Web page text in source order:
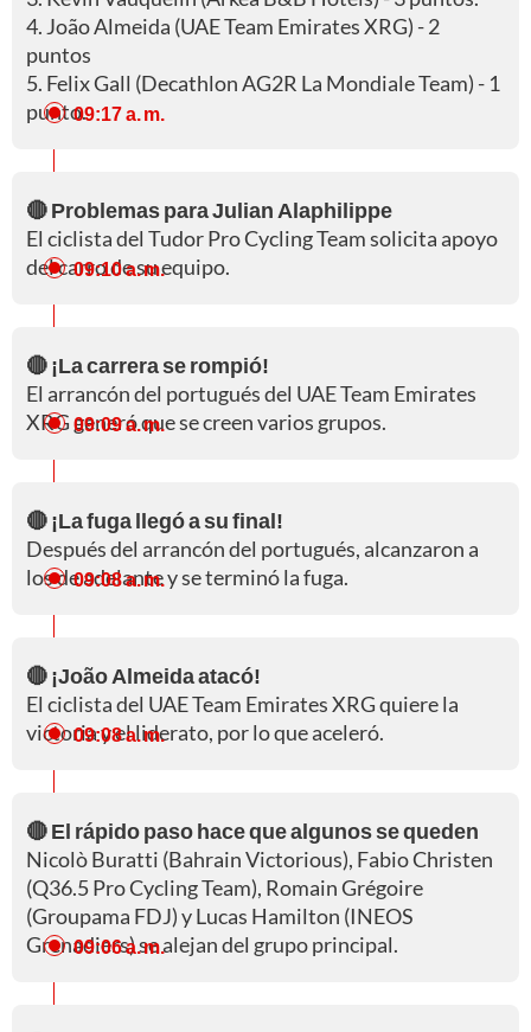
4. João Almeida (UAE Team Emirates XRG) - 2
puntos
5. Felix Gall (Decathlon AG2R La Mondiale Team) - 1
punto.09:17 a. m.
🔴 Problemas para Julian Alaphilippe
El ciclista del Tudor Pro Cycling Team solicita apoyo
del carro de su equipo.
09:10 a. m.
🔴 ¡La carrera se rompió!
El arrancón del portugués del UAE Team Emirates
XRG generó que se creen varios grupos.
09:09 a. m.
🔴 ¡La fuga llegó a su final!
Después del arrancón del portugués, alcanzaron a
los de adelante y se terminó la fuga.
09:08 a. m.
🔴 ¡João Almeida atacó!
El ciclista del UAE Team Emirates XRG quiere la
victoria y el liderato, por lo que aceleró.
09:08 a. m.
🔴 El rápido paso hace que algunos se queden
Nicolò Buratti (Bahrain Victorious), Fabio Christen
(Q36.5 Pro Cycling Team), Romain Grégoire
(Groupama FDJ) y Lucas Hamilton (INEOS
Grenadiers) se alejan del grupo principal.
09:06 a. m.